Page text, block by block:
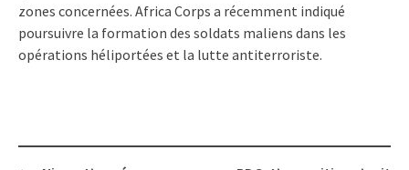
zones concernées. Africa Corps a récemment indiqué
poursuivre la formation des soldats maliens dans les
opérations héliportées et la lutte antiterroriste.